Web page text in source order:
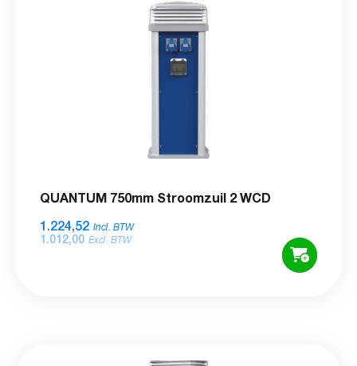
QUANTUM 750mm Stroomzuil 2 WCD
1.224,52 Incl. BTW
1.012,00 Excl. BTW